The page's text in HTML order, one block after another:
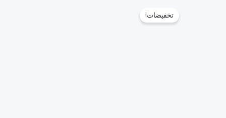
تخفيضات!